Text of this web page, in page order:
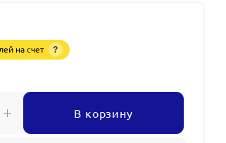
на счет ?
В корзину